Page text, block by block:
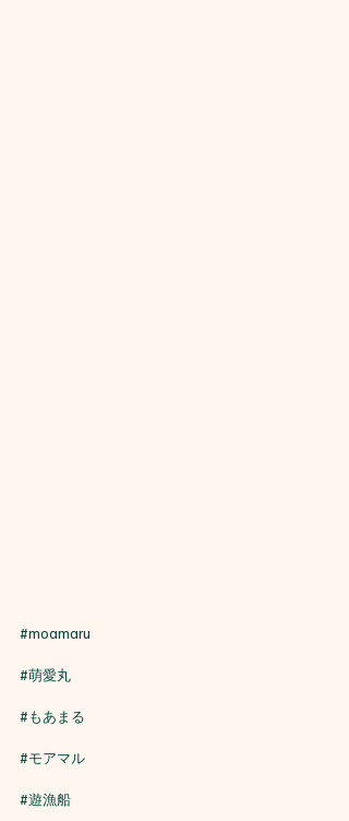
#moamaru
#萌愛丸
#もあまる
#モアマル
#遊漁船